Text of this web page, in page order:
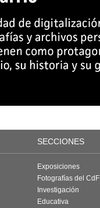
SECCIONES
Exposiciones
Fotografías del CdF
Investigación
Educativa